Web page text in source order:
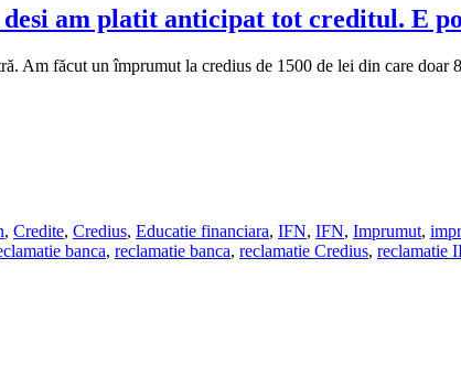
am platit anticipat tot creditul. E
Am făcut un împrumut la credius de 1500 de lei din care
, Credite, Credius, Educatie financiara, IFN, IFN, Imprumut,
banca, reclamatie banca, reclamatie Credius, reclamatie